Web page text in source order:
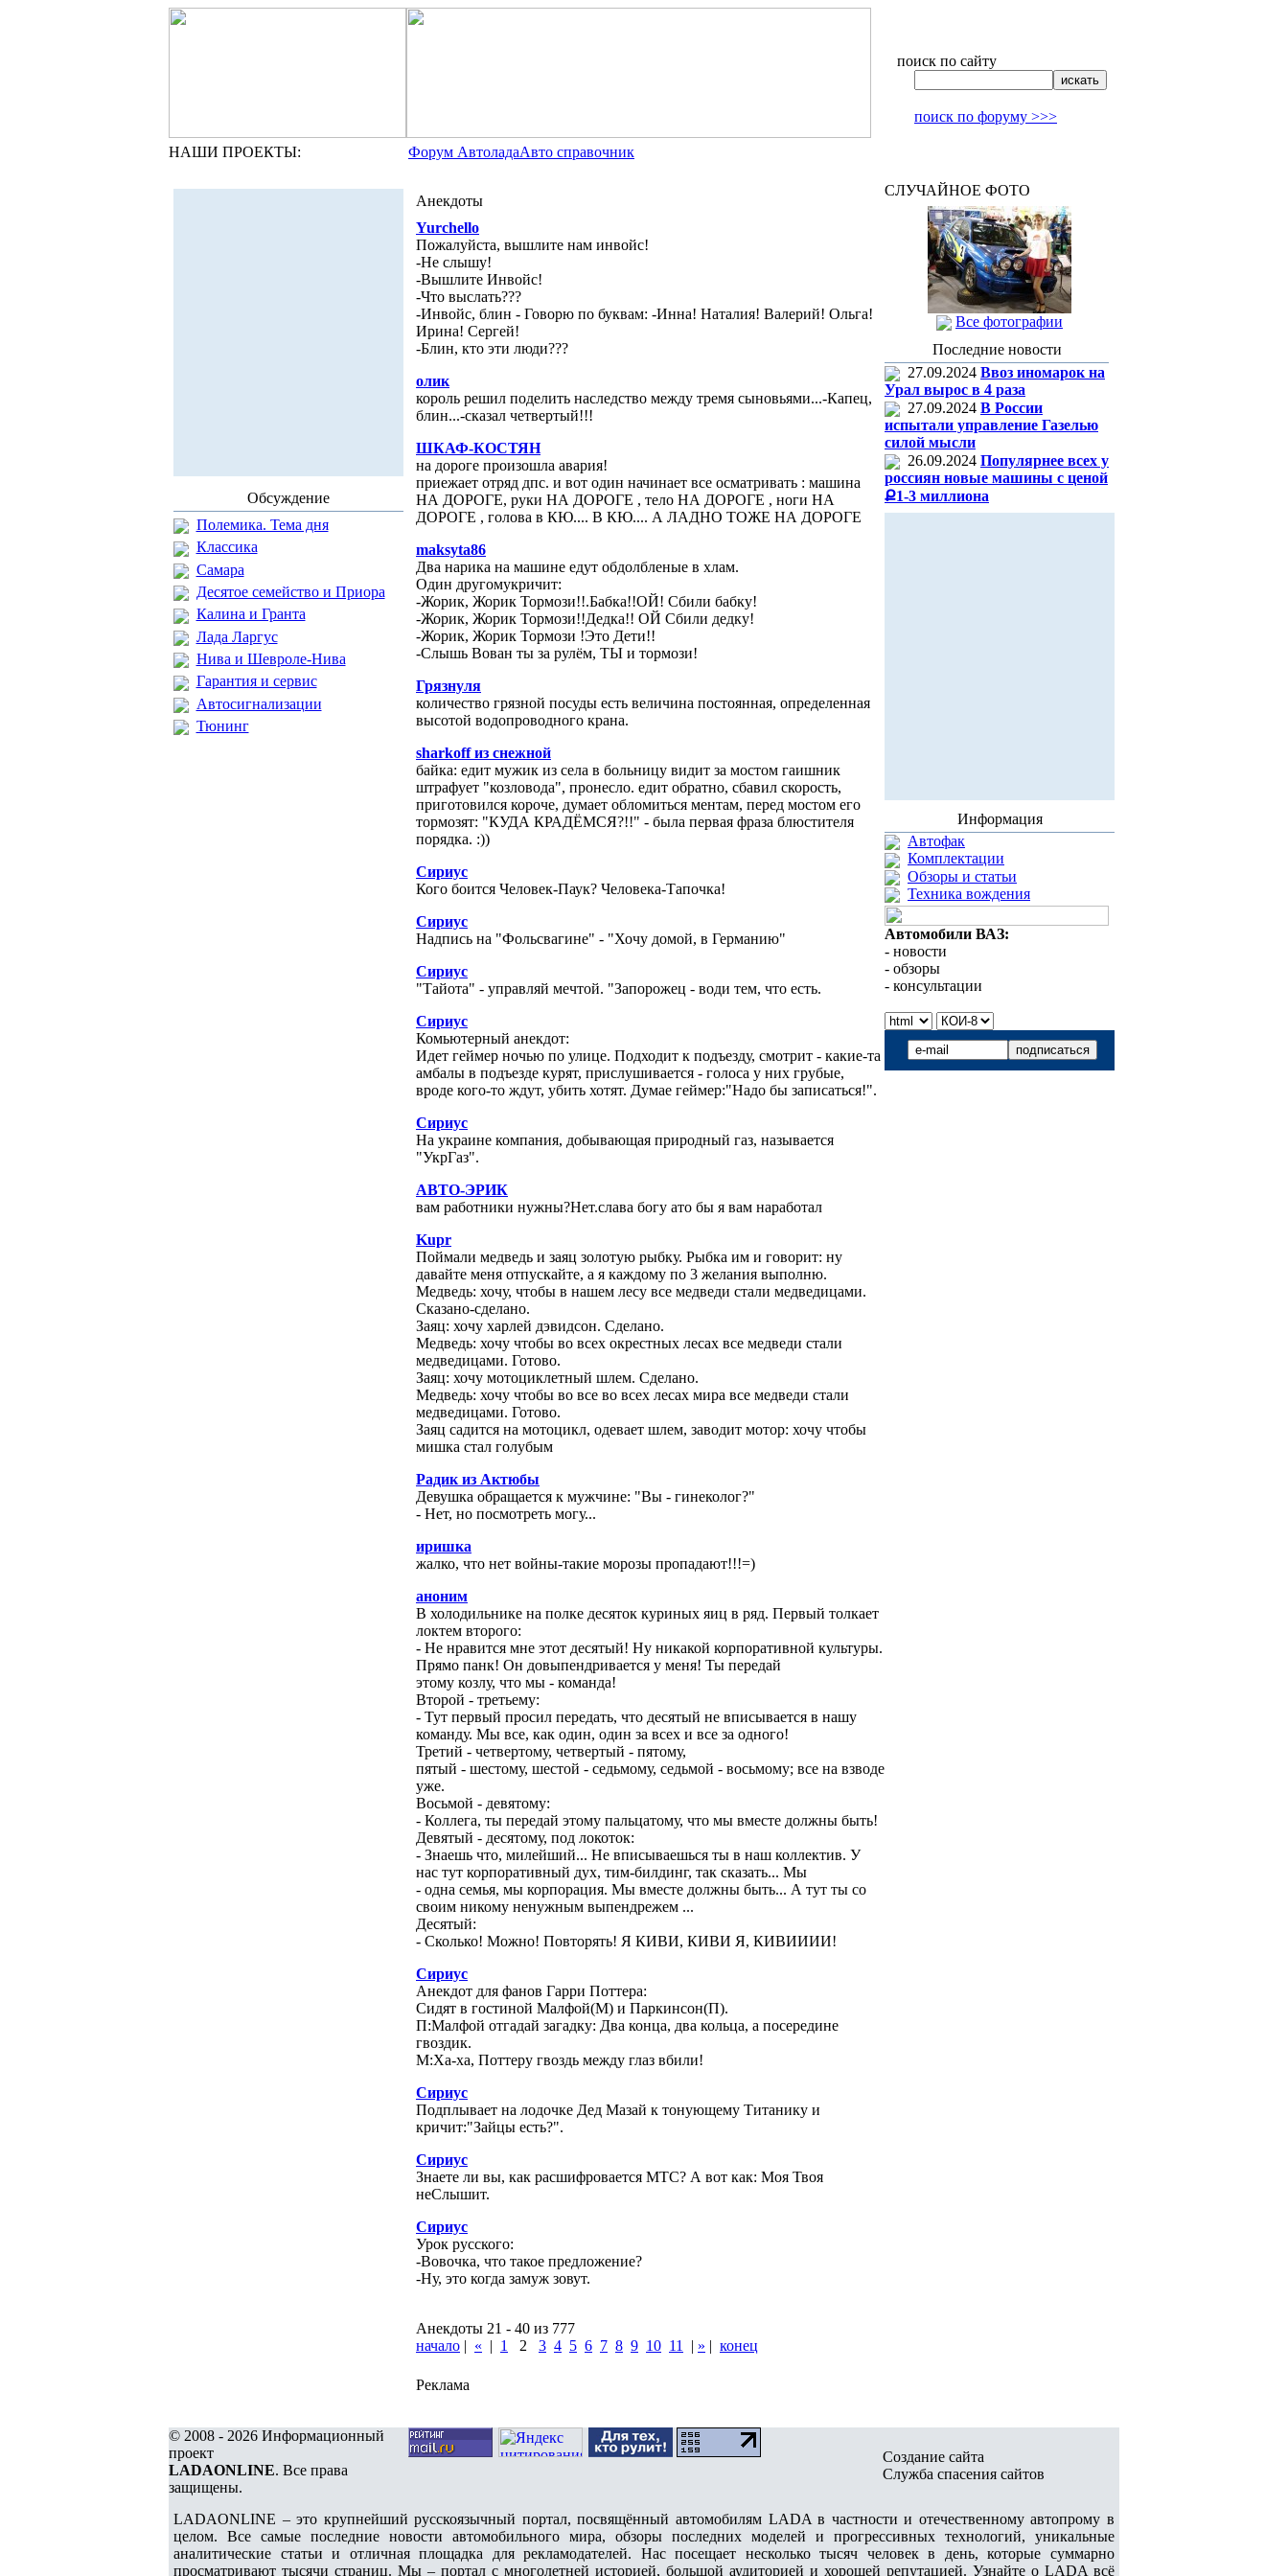
поиск по сайту
поиск по форуму >>>
НАШИ ПРОЕКТЫ: Форум АвтоладаАвто справочник
Обсуждение
Полемика. Тема дня
Классика
Самара
Десятое семейство и Приора
Калина и Гранта
Лада Ларгус
Нива и Шевроле-Нива
Гарантия и сервис
Автосигнализации
Тюнинг
Анекдоты
Yurchello
Пожалуйста, вышлите нам инвойс!
-Не слышу!
-Вышлите Инвойс!
-Что выслать???
-Инвойс, блин - Говорю по буквам: -Инна! Наталия! Валерий! Ольга!
Ирина! Сергей!
-Блин, кто эти люди???
олик
король решил поделить наследство между тремя сыновьями...-Капец,
блин...-сказал четвертый!!!
ШКАФ-КОСТЯН
на дороге произошла авария!
приежает отряд дпс. и вот один начинает все осматривать : машина
НА ДОРОГЕ, руки НА ДОРОГЕ , тело НА ДОРОГЕ , ноги НА
ДОРОГЕ , голова в КЮ.... В КЮ.... А ЛАДНО ТОЖЕ НА ДОРОГЕ
maksyta86
Два нарика на машине едут обдолбленые в хлам.
Один другомукричит:
-Жорик, Жорик Тормози!!.Бабка!!ОЙ! Сбили бабку!
-Жорик, Жорик Тормози!!Дедка!! ОЙ Сбили дедку!
-Жорик, Жорик Тормози !Это Дети!!
-Слышь Вован ты за рулём, ТЫ и тормози!
Грязнуля
количество грязной посуды есть величина постоянная, определенная
высотой водопроводного крана.
sharkoff из снежной
байка: едит мужик из села в больницу видит за мостом гаишник
штрафует "козловода", пронесло. едит обратно, сбавил скорость,
приготовился корoче, думает обломиться ментам, перед мостом его
тормозят: "КУДА КРАДЁМСЯ?!!" - была первая фраза блюстителя
порядка. :))
Сириус
Кого боится Человек-Паук? Человека-Тапочка!
Сириус
Надпись на "Фольсвагине" - "Хочу домой, в Германию"
Сириус
"Тайота" - управляй мечтой. "Запорожец - води тем, что есть.
Сириус
Комьютерный анекдот:
Идет геймер ночью по улице. Подходит к подъезду, смотрит - какие-та
амбалы в подъезде курят, прислушивается - голоса у них грубые,
вроде кого-то ждут, убить хотят. Думае геймер:"Надо бы записаться!".
Сириус
На украине компания, добывающая природный газ, называется
"УкрГаз".
АВТО-ЭРИК
вам работники нужны?Нет.слава богу ато бы я вам наработал
Kupr
Поймали медведь и заяц золотую рыбку. Рыбка им и говорит: ну
давайте меня отпускайте, а я каждому по 3 желания выполню.
Медведь: хочу, чтобы в нашем лесу все медведи стали медведицами.
Сказано-сделано.
Заяц: хочу харлей дэвидсон. Сделано.
Медведь: хочу чтобы во всех окрестных лесах все медведи стали
медведицами. Готово.
Заяц: хочу мотоциклетный шлем. Сделано.
Медведь: хочу чтобы во все во всех лесах мира все медведи стали
медведицами. Готово.
Заяц садится на мотоцикл, одевает шлем, заводит мотор: хочу чтобы
мишка стал голубым
Радик из Актюбы
Девушка обращается к мужчине: "Вы - гинеколог?"
- Нет, но посмотреть могу...
иришка
жалко, что нет войны-такие морозы пропадают!!!=)
аноним
В холодильнике на полке десяток куриных яиц в ряд. Первый толкает
локтем второго:
- Не нравится мне этот десятый! Ну никакой корпоративной культуры.
Прямо панк! Он довыпендривается у меня! Ты передай
этому козлу, что мы - команда!
Второй - третьему:
- Тут первый просил передать, что десятый не вписывается в нашу
команду. Мы все, как один, один за всех и все за одного!
Третий - четвертому, четвертый - пятому,
пятый - шестому, шестой - седьмому, седьмой - восьмому; все на взводе
уже.
Восьмой - девятому:
- Коллега, ты передай этому пальцатому, что мы вместе должны быть!
Девятый - десятому, под локоток:
- Знаешь что, милейший... Не вписываешься ты в наш коллектив. У
нас тут корпоративный дух, тим-билдинг, так сказать... Мы
- одна семья, мы корпорация. Мы вместе должны быть... А тут ты со
своим никому ненужным выпендрежем ...
Десятый:
- Сколько! Можно! Повторять! Я КИВИ, КИВИ Я, КИВИИИИ!
Сириус
Анекдот для фанов Гарри Поттера:
Сидят в гостиной Малфой(М) и Паркинсон(П).
П:Малфой отгадай загадку: Два конца, два кольца, а посередине
гвоздик.
М:Ха-ха, Поттеру гвоздь между глаз вбили!
Сириус
Подплывает на лодочке Дед Мазай к тонующему Титанику и
кричит:"Зайцы есть?".
Сириус
Знаете ли вы, как расшифровается МТС? А вот как: Моя Твоя
неСлышит.
Сириус
Урок русского:
-Вовочка, что такое предложение?
-Ну, это когда замуж зовут.
Анекдоты 21 - 40 из 777
начало | « | 1 2 3 4 5 6 7 8 9 10 11 | » | конец
Реклама
СЛУЧАЙНОЕ ФОТО
Все фотографии
Последние новости
27.09.2024 Ввоз иномарок на
Урал вырос в 4 раза
27.09.2024 В России
испытали управление Газелью
силой мысли
26.09.2024 Популярнее всех у
россиян новые машины с ценой
Ք1-3 миллиона
Информация
Автофак
Комплектации
Обзоры и статьи
Техника вождения
Автомобили ВАЗ:
- новости
- обзоры
- консультации
© 2008 - 2026 Информационный
проект
LADAONLINE. Все права
защищены.
Создание сайта
Служба спасения сайтов
LADAONLINE – это крупнейший русскоязычный портал, посвящённый автомобилям LADA в частности и отечественному автопрому в
целом. Все самые последние новости автомобильного мира, обзоры последних моделей и прогрессивных технологий, уникальные
аналитические статьи и отличная площадка для рекламодателей. Нас посещает несколько тысяч человек в день, которые суммарно
просматривают тысячи страниц. Мы – портал с многолетней историей, большой аудиторией и хорошей репутацией. Узнайте о LADA всё